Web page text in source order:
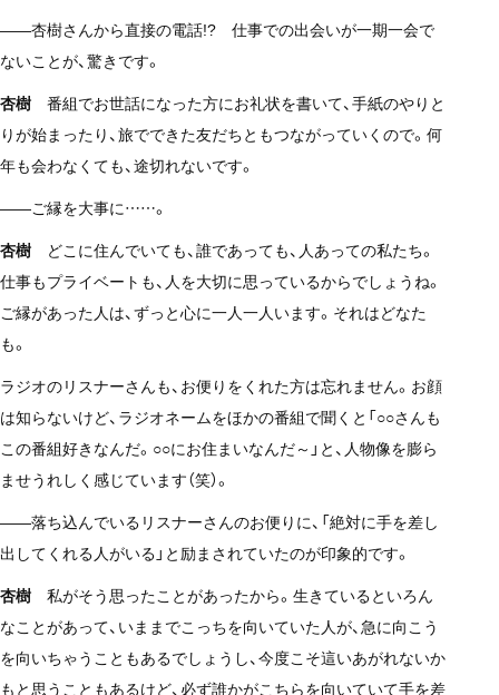
——杏樹さんから直接の電話!? 仕事での出会いが一期一会で
ないことが、驚きです。
杏樹 番組でお世話になった方にお礼状を書いて、手紙のやりと
りが始まったり、旅でできた友だちともつながっていくので。何
年も会わなくても、途切れないです。
——ご縁を大事に……。
杏樹 どこに住んでいても、誰であっても、人あっての私たち。
仕事もプライベートも、人を大切に思っているからでしょうね。
ご縁があった人は、ずっと心に一人一人います。それはどなた
も。
ラジオのリスナーさんも、お便りをくれた方は忘れません。お顔
は知らないけど、ラジオネームをほかの番組で聞くと「○○さんも
この番組好きなんだ。○○にお住まいなんだ～」と、人物像を膨ら
ませうれしく感じています（笑）。
——落ち込んでいるリスナーさんのお便りに、「絶対に手を差し
出してくれる人がいる」と励まされていたのが印象的です。
杏樹 私がそう思ったことがあったから。生きているといろん
なことがあって、いままでこっちを向いていた人が、急に向こう
を向いちゃうこともあるでしょうし、今度こそ這いあがれないか
もと思うこともあるけど、必ず誰かがこちらを向いていて手を差